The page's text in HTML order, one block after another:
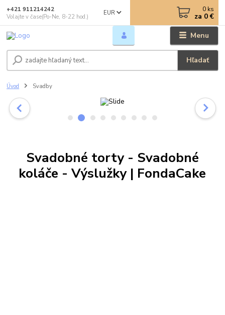
Menu
EUR
Hľadať
+421 911214242
Volajte v čase(Po-Ne, 8-22 hod.)
0 ks
za 0 €
Úvod Svadby
Svadobné torty - Svadobné
koláče - Výslužky | FondaCake